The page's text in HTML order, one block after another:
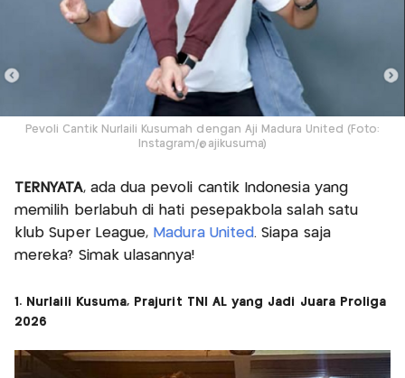
Pevoli Cantik Nurlaili Kusumah dengan Aji Madura United (Foto:
Instagram/@ajikusuma)
TERNYATA, ada dua pevoli cantik Indonesia yang
memilih berlabuh di hati pesepakbola salah satu
klub Super League, Madura United. Siapa saja
mereka? Simak ulasannya!
1. Nurlaili Kusuma, Prajurit TNI AL yang Jadi Juara Proliga
2026